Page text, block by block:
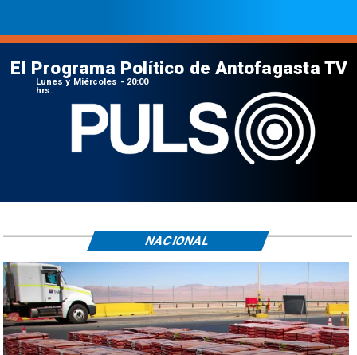
El Programa Político de Antofagasta TV
Lunes y Miércoles - 20:00
hrs.
NACIONAL